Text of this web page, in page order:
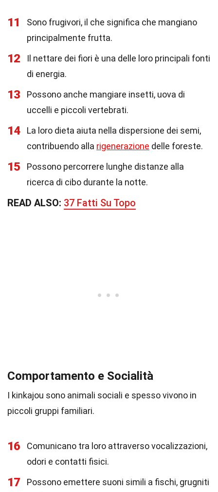
11
Sono frugivori, il che significa che mangiano
principalmente frutta.
12
Il nettare dei fiori è una delle loro principali fonti
di energia.
13
Possono anche mangiare insetti, uova di
uccelli e piccoli vertebrati.
14
La loro dieta aiuta nella dispersione dei semi,
contribuendo alla rigenerazione delle foreste.
15
Possono percorrere lunghe distanze alla
ricerca di cibo durante la notte.
READ ALSO: 37 Fatti Su Topo
Comportamento e Socialità
I kinkajou sono animali sociali e spesso vivono in
piccoli gruppi familiari.
16
Comunicano tra loro attraverso vocalizzazioni,
odori e contatti fisici.
17
Possono emettere suoni simili a fischi, grugniti